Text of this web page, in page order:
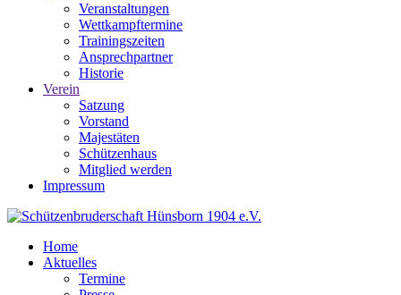
Veranstaltungen
Wettkampftermine
Trainingszeiten
Ansprechpartner
Historie
Verein
Satzung
Vorstand
Majestäten
Schützenhaus
Mitglied werden
Impressum
Home
Aktuelles
Termine